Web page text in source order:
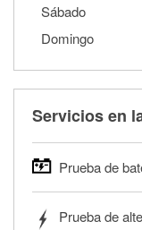
Sábado
Domingo
Servicios en
Prueba de
autos,Prueba de